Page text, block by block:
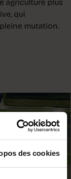
des cookies
agriculture plus
qui
mutation.